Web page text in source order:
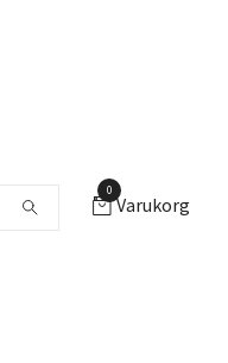
0
Varukorg